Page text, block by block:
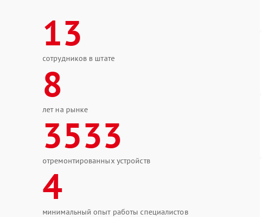
13
сотрудников в штате
8
лет на рынке
3533
отремонтированных устройств
4
минимальный опыт работы специалистов